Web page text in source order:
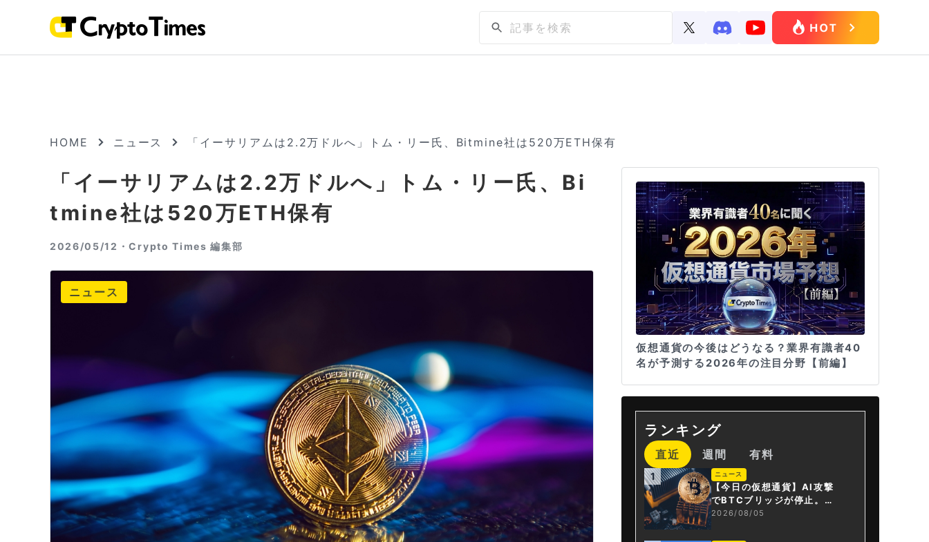
HOME ニュース 「イーサリアムは2.2万ドルへ」トム・リー氏、Bitmine社は520万ETH保有
「イーサリアムは2.2万ドルへ」トム・リー氏、Bi
tmine社は520万ETH保有
2026/05/12・Crypto Times 編集部
ニュース
仮想通貨の今後はどうなる？業界有識者40
名が予測する2026年の注目分野【前編】
ランキング
直近 週間 有料
1 ニュース
【今日の仮想通貨】AI攻撃
でBTCブリッジが停止。金
融庁が「暗号資産・ステー
2026/08/05